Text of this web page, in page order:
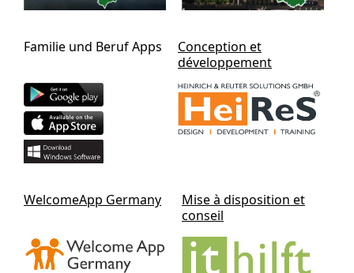
Familie und Beruf Apps
Conception et
développement
WelcomeApp Germany
Mise à disposition et
conseil